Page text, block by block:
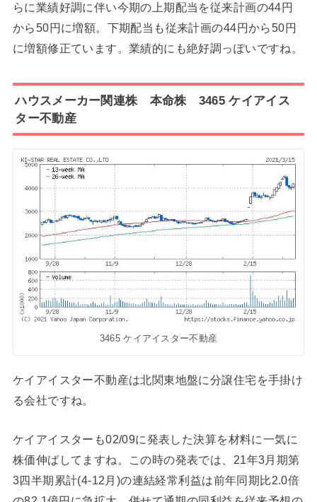
らに業績好調に伴い今期の上期配当を従来計画の44円
から50円に増額。下期配当も従来計画の44円から50円
に増額修正ています。業績的にも絶好調っぽいですね。
ハウスメーカー関連株 本命株 3465 ケイアイス
ター不動産
3465 ケイアイスター不動産
ケイアイスター不動産は北関東地盤に分譲住宅を手掛け
る会社ですね。
ケイアイスターも02/09に発表した決算を材料に一気に
株価伸ばしてますね。この時の発表では、21年3月期第
3四半期累計(4-12月)の連結経常利益は前年同期比2.0倍